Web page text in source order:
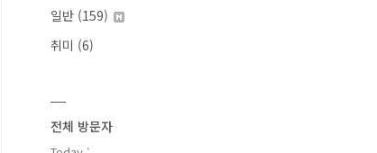
일반 (159)
취미 (6)
전체 방문자